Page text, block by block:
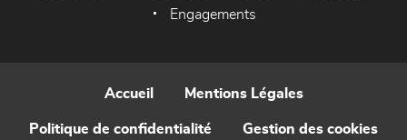
Engagements
Accueil Mentions Légales
Politique de confidentialité Gestion des cookies